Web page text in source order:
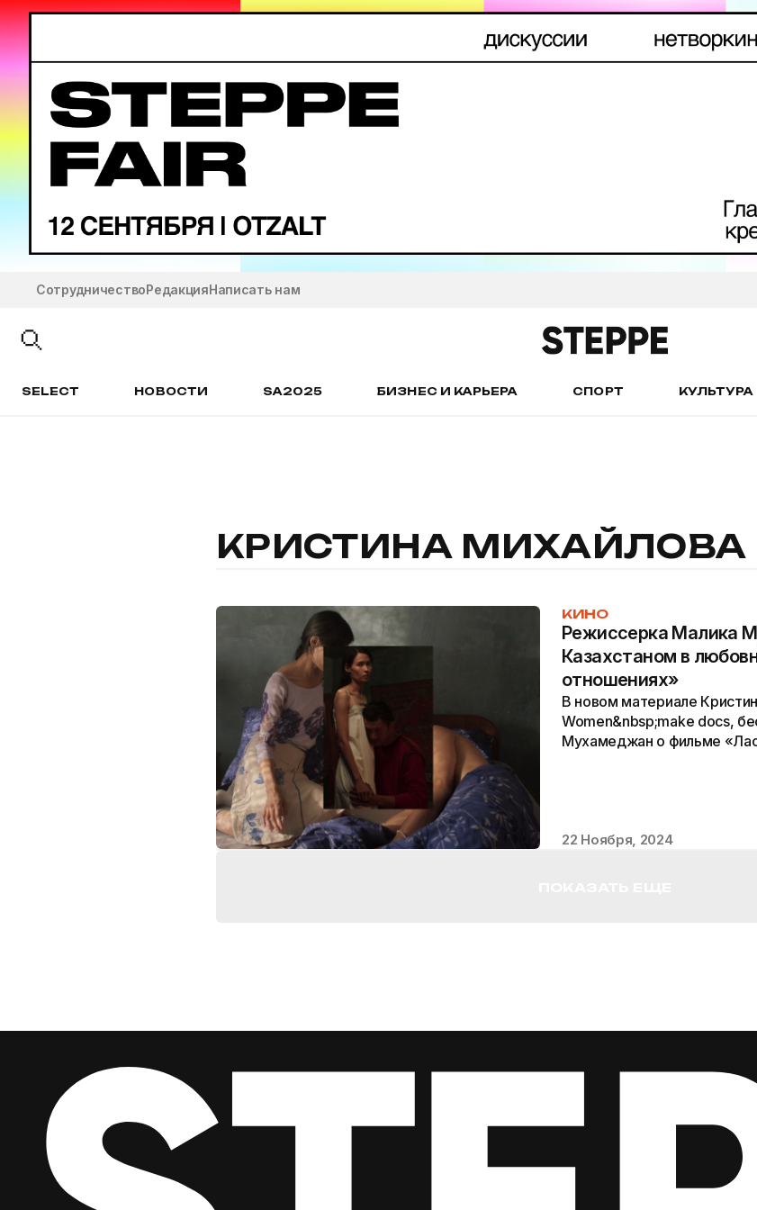
СотрудничествоРедакцияНаписать нам
SELECT НОВОСТИ SA2025 БИЗНЕС И КАРЬЕРА СПОРТ КУЛЬТУРА
КРИСТИНА МИХАЙЛОВА
КИНО
Режиссерка Малика
Казахстаном в
отношениях»
В новом материале
Women&nbsp;make docs,
Мухамеджан о фильме
22 Ноября, 2024